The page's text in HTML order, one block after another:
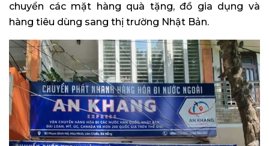
chuyển các mặt hàng quà tặng, đồ gia dụng và
hàng tiêu dùng sang thị trường Nhật Bản.